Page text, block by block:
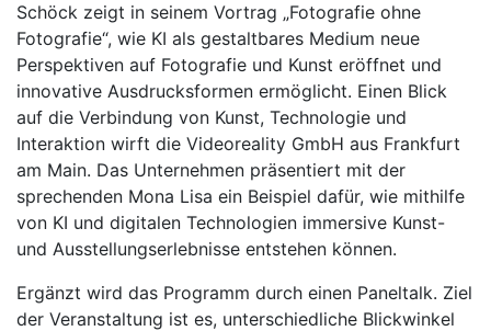
Schöck zeigt in seinem Vortrag „Fotografie ohne
Fotografie“, wie KI als gestaltbares Medium neue
Perspektiven auf Fotografie und Kunst eröffnet und
innovative Ausdrucksformen ermöglicht. Einen Blick
auf die Verbindung von Kunst, Technologie und
Interaktion wirft die Videoreality GmbH aus Frankfurt
am Main. Das Unternehmen präsentiert mit der
sprechenden Mona Lisa ein Beispiel dafür, wie mithilfe
von KI und digitalen Technologien immersive Kunst-
und Ausstellungserlebnisse entstehen können.
Ergänzt wird das Programm durch einen Paneltalk. Ziel
der Veranstaltung ist es, unterschiedliche Blickwinkel